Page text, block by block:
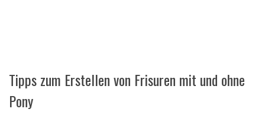
Tipps zum Erstellen von Frisuren mit und ohne
Pony